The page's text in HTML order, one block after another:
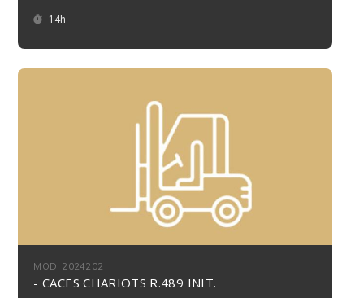
Durée :
14h
MOD_2024202
- CACES CHARIOTS R.489 INIT.